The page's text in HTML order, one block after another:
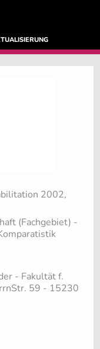
2002,
(Fachgebiet) -
- Fakultät f.
59 - 15230